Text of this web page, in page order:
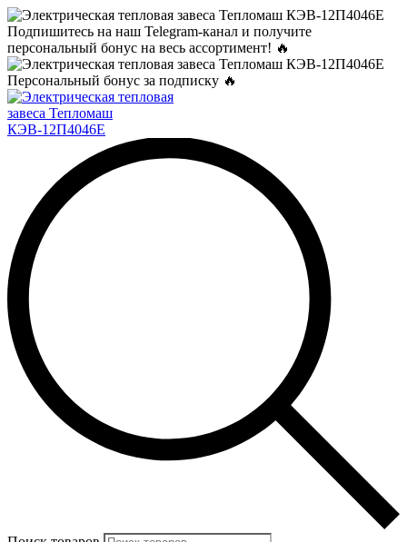
Подпишитесь на наш Telegram-канал и получите
персональный бонус на весь ассортимент! 🔥
Персональный бонус за подписку 🔥